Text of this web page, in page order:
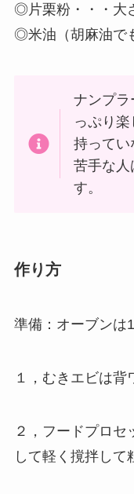
◎片栗粉・・・大
◎米油（胡麻油で
ナンプラ
っぷり楽
持ってい
苦手な人
す。
作り方
準備：オーブンは
１，むきエビは背
２，フードプロセ
して軽く撹拌して